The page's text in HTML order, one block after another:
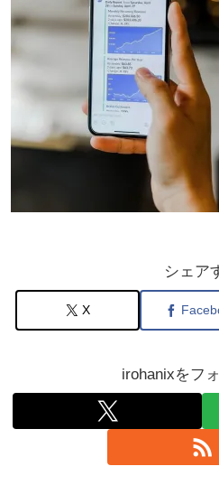
シェア
X
irohanixをフ